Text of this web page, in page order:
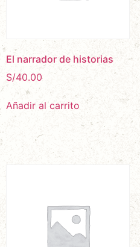
El narrador de historias
S/40.00
Añadir al carrito